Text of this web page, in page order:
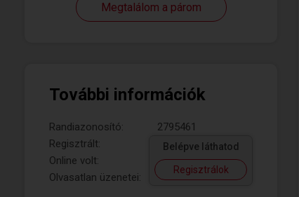
Megtalálom a párom
További információk
Randiazonosító:
2795461
Regisztrált:
Online volt:
Olvasatlan üzenetei:
Belépve láthatod
Regisztrálok